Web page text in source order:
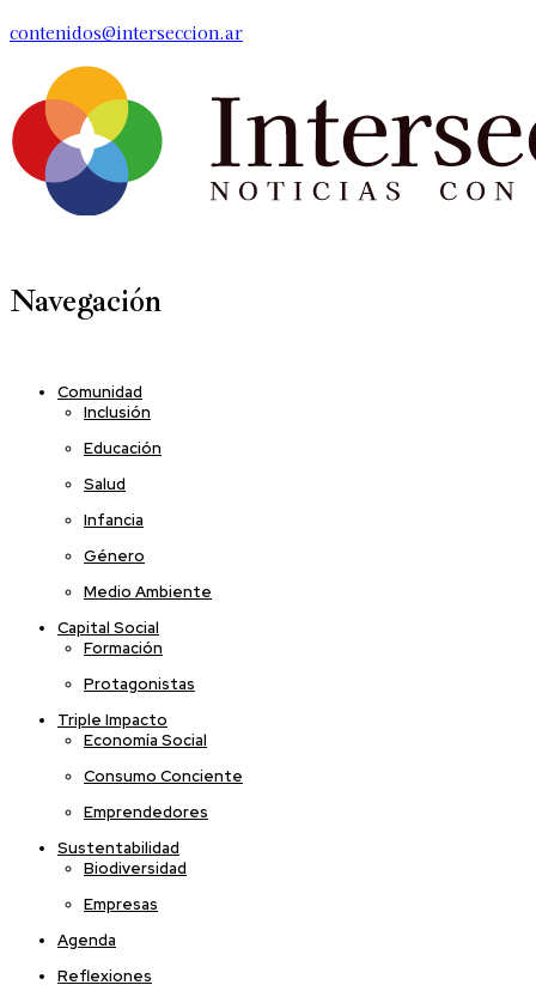
contenidos@interseccion.ar
Navegación
Comunidad
Inclusión
Educación
Salud
Infancia
Género
Medio Ambiente
Capital Social
Formación
Protagonistas
Triple Impacto
Economía Social
Consumo Conciente
Emprendedores
Sustentabilidad
Biodiversidad
Empresas
Agenda
Reflexiones